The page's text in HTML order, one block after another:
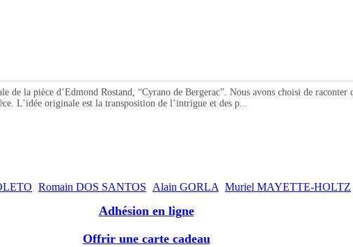
la pièce d’Edmond Rostand, “Cyrano de Bergerac”. Nous avons choisi de
L’idée originale est la transposition de l’intrigue et des p...
Romain DOS SANTOS Alain GORLA Muriel MAYETTE-HOLTZ
Adhésion en ligne
Offrir une carte cadeau